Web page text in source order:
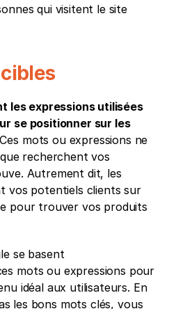
qui visitent le site
les expressions utilisées
se positionner sur les
mots ou expressions ne
recherchent vos
Autrement dit, les
vos potentiels clients sur
pour trouver vos produits
se basent
mots ou expressions pour
idéal aux utilisateurs. En
les bons mots clés, vous